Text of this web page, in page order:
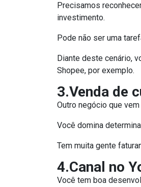
Precisamos
investimento.
Pode não ser uma
Diante deste cenário,
Shopee, por exemplo.
3.Venda de
Outro negócio que
Você domina
Tem muita gente
4.Canal no
Você tem boa